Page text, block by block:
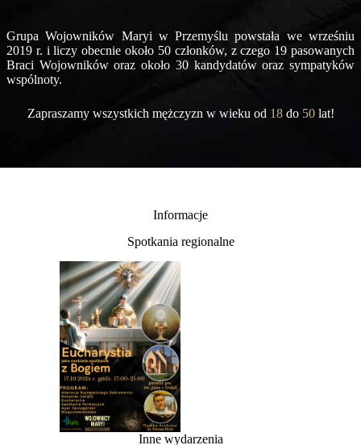
Grupa Wojowników Maryi w Przemyślu powstała we wrześniu
2019 r. i liczy obecnie około 50 członków, z czego 19 pasowanych
Braci Wojowników oraz około 30 kandydatów oraz sympatyków
wspólnoty.
Zapraszamy wszystkich mężczyzn w wieku od 18 do50 lat!
Informacje
Spotkania regionalne
Inne wydarzenia